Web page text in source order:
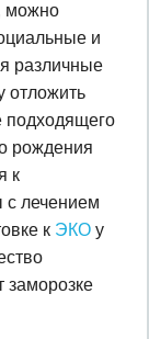
можно
и
различные
подходящего
рождения
к
с лечением
к ЭКО у
заморозке